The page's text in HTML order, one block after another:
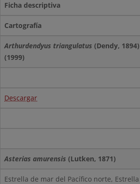
Ficha descriptiva
Cartografía
Arthurdendyus triangulatus (Dendy,
(1999)
Descargar
Asterias amurensis (Lutken, 1871)
Estrella de mar del Pacífico norte,